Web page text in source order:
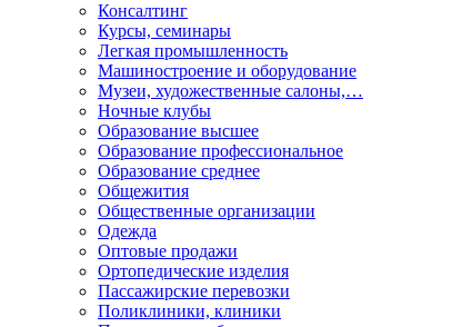
Консалтинг
Курсы, семинары
Легкая промышленность
Машиностроение и оборудование
Музеи, художественные салоны,…
Ночные клубы
Образование высшее
Образование профессиональное
Образование среднее
Общежития
Общественные организации
Одежда
Оптовые продажи
Ортопедические изделия
Пассажирские перевозки
Поликлиники, клиники